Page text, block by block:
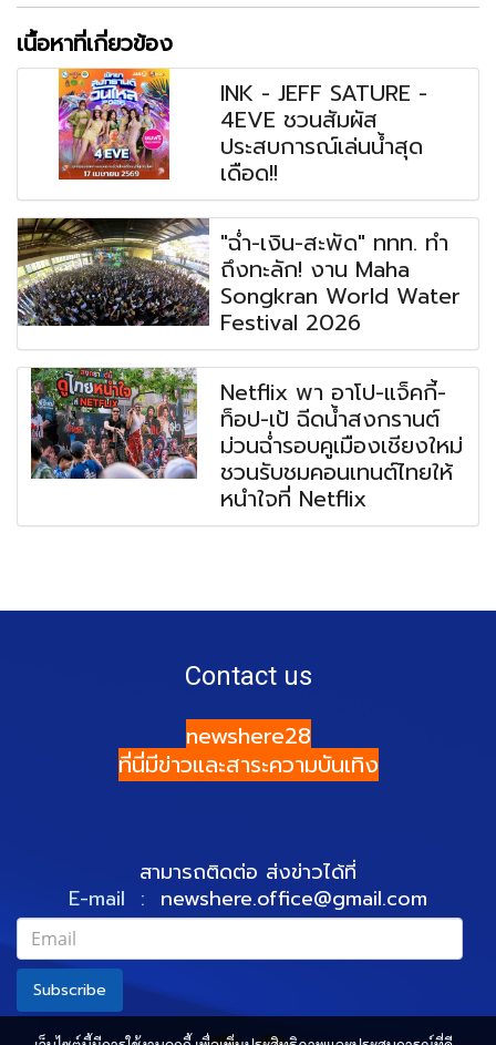
เนื้อหาที่เกี่ยวข้อง
INK - JEFF SATURE -
4EVE ชวนสัมผัส
ประสบการณ์เล่นน้ำสุด
เดือด!!
"ฉ่ำ-เงิน-สะพัด" ททท. ทำ
ถึงทะลัก! งาน Maha
Songkran World Water
Festival 2026
Netflix พา อาโป-แจ็คกี้-
ท็อป-เป้ ฉีดน้ำสงกรานต์
ม่วนฉ่ำรอบคูเมืองเชียงใหม่
ชวนรับชมคอนเทนต์ไทยให้
หนำใจที่ Netflix
Contact us
newshere28
ที่นี่มีข่าวและสาระความบันเทิง
สามารถติดต่อ ส่งข่าวได้ที่
E-mail : newshere.office@gmail.com
Subscribe